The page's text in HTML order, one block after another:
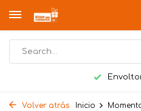
Volver atrás Inicio